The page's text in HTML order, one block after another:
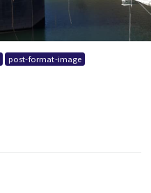
post-format-image